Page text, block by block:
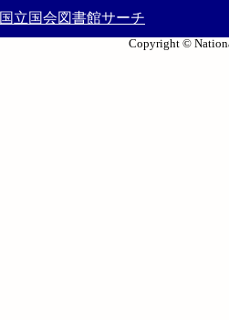
国立国会図書館サーチ
Copyright ©